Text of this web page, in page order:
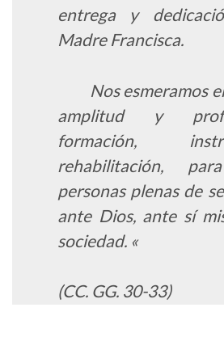
entrega y
Madre Francisca.
Nos esmeramos
amplitud y
formación,
rehabilitación,
personas plenas de
ante Dios, ante sí
sociedad. «
(CC. GG. 30-33)